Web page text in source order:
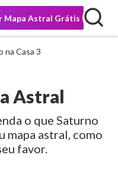
Mapa Astral Grátis
na Casa 3
Astral
o que Saturno
mapa astral, como
favor.